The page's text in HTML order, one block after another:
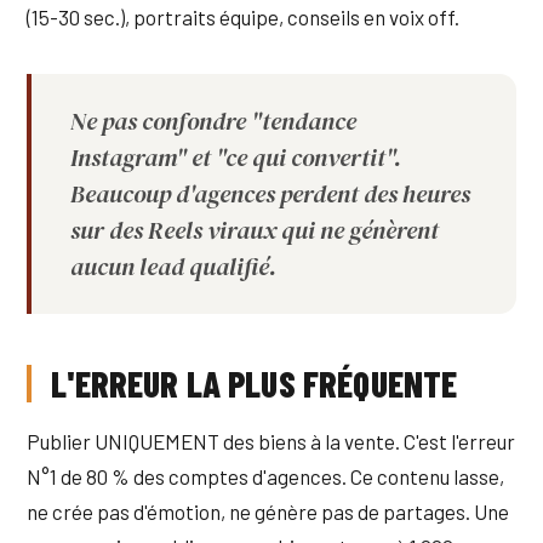
(15-30 sec.), portraits équipe, conseils en voix off.
Ne pas confondre "tendance
Instagram" et "ce qui convertit".
Beaucoup d'agences perdent des heures
sur des Reels viraux qui ne génèrent
aucun lead qualifié.
L'ERREUR LA PLUS FRÉQUENTE
Publier UNIQUEMENT des biens à la vente. C'est l'erreur
N°1 de 80 % des comptes d'agences. Ce contenu lasse,
ne crée pas d'émotion, ne génère pas de partages. Une